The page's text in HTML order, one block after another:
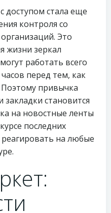
доступом стала еще
контроля со
Это
жизни зеркал
работать всего
перед тем, как
Поэтому привычка
закладки становится
на новостные ленты
последних
на любые